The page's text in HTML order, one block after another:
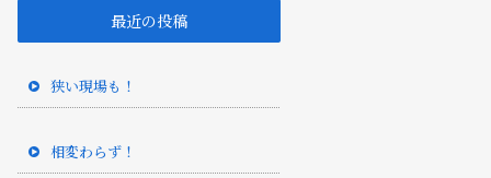
最近の投稿
狭い現場も！
相変わらず！